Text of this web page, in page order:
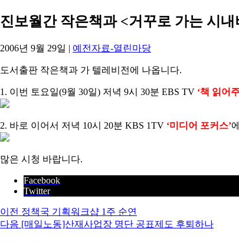
진보월간 작은책과 <거꾸로 가는 시
2006년 9월 29일 | 예전자료-열린마당
도서출판 작은책과 가 텔레비전에 나옵니다.
1. 이번 토요일(9월 30일) 저녁 9시 30분 EBS TV ‘책 읽어
2. 바로 이어서 저녁 10시 20분 KBS 1TV ‘미디어 포커스’
많은 시청 바랍니다.
Facebook
Twitter
이전 정책국 기획워크샵 1주 순연
다음 [매일노동]산재사업장 명단 공표제도 후퇴하나